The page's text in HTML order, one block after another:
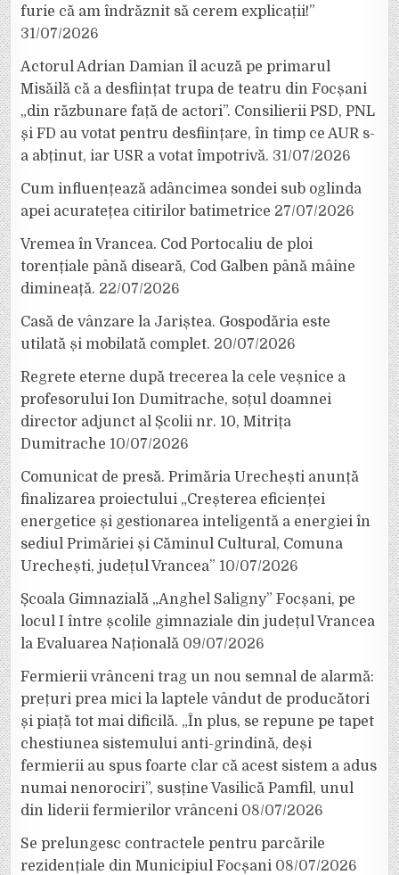
furie că am îndrăznit să cerem explicații!”
31/07/2026
Actorul Adrian Damian îl acuză pe primarul
Misăilă că a desființat trupa de teatru din Focșani
„din răzbunare față de actori”. Consilierii PSD, PNL
și FD au votat pentru desființare, în timp ce AUR s-
a abținut, iar USR a votat împotrivă. 31/07/2026
Cum influențează adâncimea sondei sub oglinda
apei acuratețea citirilor batimetrice 27/07/2026
Vremea în Vrancea. Cod Portocaliu de ploi
torențiale până diseară, Cod Galben până mâine
dimineață. 22/07/2026
Casă de vânzare la Jariștea. Gospodăria este
utilată și mobilată complet. 20/07/2026
Regrete eterne după trecerea la cele veșnice a
profesorului Ion Dumitrache, soțul doamnei
director adjunct al Școlii nr. 10, Mitrița
Dumitrache 10/07/2026
Comunicat de presă. Primăria Urechești anunță
finalizarea proiectului „Creșterea eficienței
energetice și gestionarea inteligentă a energiei în
sediul Primăriei și Căminul Cultural, Comuna
Urechești, județul Vrancea” 10/07/2026
Școala Gimnazială „Anghel Saligny” Focșani, pe
locul I între școlile gimnaziale din județul Vrancea
la Evaluarea Națională 09/07/2026
Fermierii vrânceni trag un nou semnal de alarmă:
prețuri prea mici la laptele vândut de producători
și piață tot mai dificilă. „În plus, se repune pe tapet
chestiunea sistemului anti-grindină, deși
fermierii au spus foarte clar că acest sistem a adus
numai nenorociri”, susține Vasilică Pamfil, unul
din liderii fermierilor vrânceni 08/07/2026
Se prelungesc contractele pentru parcările
rezidențiale din Municipiul Focșani 08/07/2026